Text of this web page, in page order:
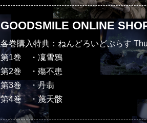
GOODSMILE ONLINE
各巻購入特典：ねんどろいどぷらす
第1巻 ・凜雪鴉
第2巻 ・殤不患
第3巻 ・丹翡
第4巻 ・蔑天骸